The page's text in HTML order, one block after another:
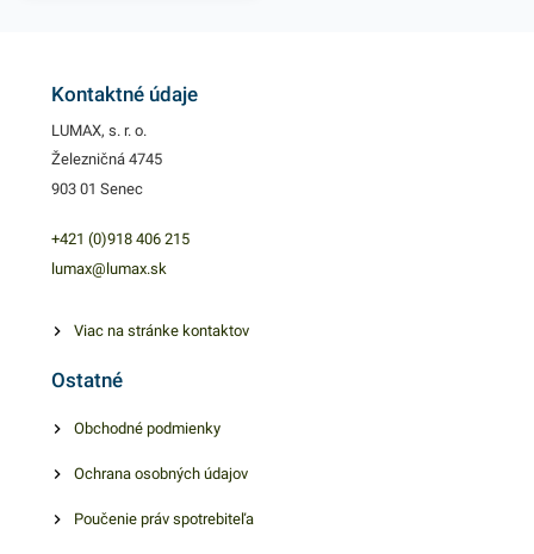
Kontaktné údaje
LUMAX, s. r. o.
Železničná 4745
903 01 Senec
+421 (0)918 406 215
lumax@lumax.sk
Viac na stránke kontaktov
Ostatné
Obchodné podmienky
Ochrana osobných údajov
Poučenie práv spotrebiteľa